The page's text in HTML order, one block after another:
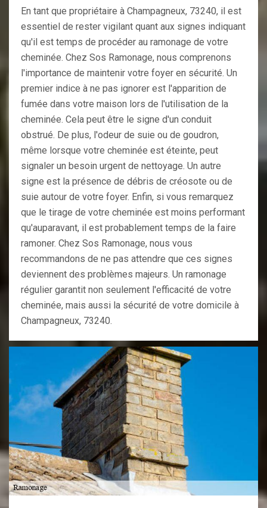
En tant que propriétaire à Champagneux, 73240, il est
essentiel de rester vigilant quant aux signes indiquant
qu'il est temps de procéder au ramonage de votre
cheminée. Chez Sos Ramonage, nous comprenons
l'importance de maintenir votre foyer en sécurité. Un
premier indice à ne pas ignorer est l'apparition de
fumée dans votre maison lors de l'utilisation de la
cheminée. Cela peut être le signe d'un conduit
obstrué. De plus, l'odeur de suie ou de goudron,
même lorsque votre cheminée est éteinte, peut
signaler un besoin urgent de nettoyage. Un autre
signe est la présence de débris de créosote ou de
suie autour de votre foyer. Enfin, si vous remarquez
que le tirage de votre cheminée est moins performant
qu'auparavant, il est probablement temps de la faire
ramoner. Chez Sos Ramonage, nous vous
recommandons de ne pas attendre que ces signes
deviennent des problèmes majeurs. Un ramonage
régulier garantit non seulement l'efficacité de votre
cheminée, mais aussi la sécurité de votre domicile à
Champagneux, 73240.